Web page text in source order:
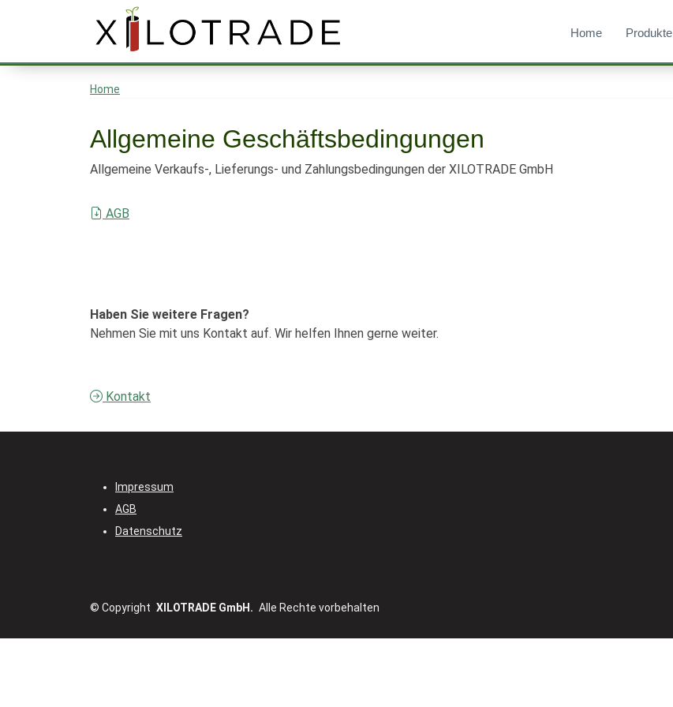
Home Produkte
Home
Allgemeine Geschäftsbedingungen
Allgemeine Verkaufs-, Lieferungs- und Zahlungsbedingungen der XILOTRADE GmbH
AGB
Haben Sie weitere Fragen?
Nehmen Sie mit uns Kontakt auf. Wir helfen Ihnen gerne weiter.
Kontakt
Impressum
AGB
Datenschutz
© Copyright XILOTRADE GmbH. Alle Rechte vorbehalten